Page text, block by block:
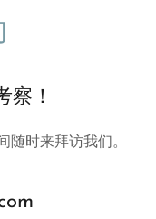
察！
随时来拜访我们。